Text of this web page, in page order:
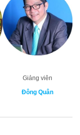
Giảng viên
Đông Quân